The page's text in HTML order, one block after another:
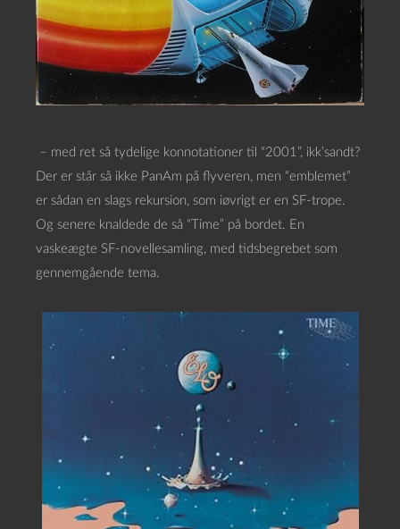
– med ret så tydelige konnotationer til “2001”, ikk’sandt?
Der er står så ikke PanAm på flyveren, men “emblemet”
er sådan en slags rekursion, som iøvrigt er en SF-trope.
Og senere knaldede de så “Time” på bordet. En
vaskeægte SF-novellesamling, med tidsbegrebet som
gennemgående tema.